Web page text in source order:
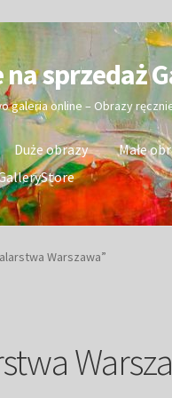
sprzedaż
galeria online – Obrazy
Duże obrazy Małe
Warszawa”